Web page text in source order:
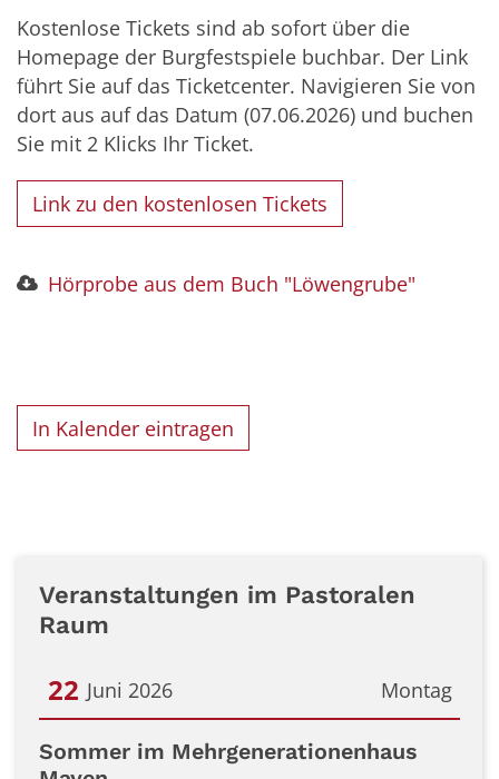
Kostenlose Tickets sind ab sofort über die
Homepage der Burgfestspiele buchbar. Der Link
führt Sie auf das Ticketcenter. Navigieren Sie von
dort aus auf das Datum (07.06.2026) und buchen
Sie mit 2 Klicks Ihr Ticket.
Link zu den kostenlosen Tickets
Hörprobe aus dem Buch "Löwengrube"
In Kalender eintragen
Veranstaltungen im Pastoralen
Raum
Montag
22 Juni 2026
Datum: 22. Juni 2026
Sommer im Mehrgenerationenhaus